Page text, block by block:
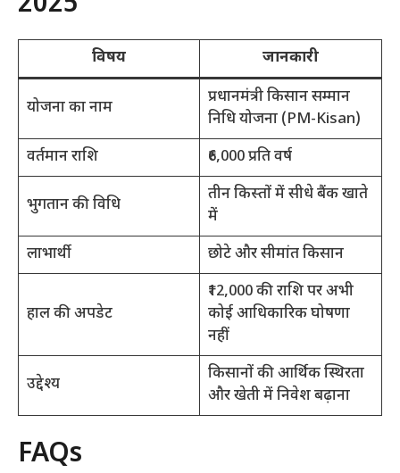
विषय जानकारी
योजना का नाम
प्रधानमंत्री किसान सम्मान
निधि योजना (PM-Kisan)
वर्तमान राशि
₹6,000 प्रति वर्ष
भुगतान की विधि
तीन किस्तों में सीधे बैंक खाते
में
लाभार्थी
छोटे और सीमांत किसान
हाल की अपडेट
₹12,000 की राशि पर अभी
कोई आधिकारिक घोषणा
नहीं
उद्देश्य
किसानों की आर्थिक स्थिरता
और खेती में निवेश बढ़ाना
FAQs